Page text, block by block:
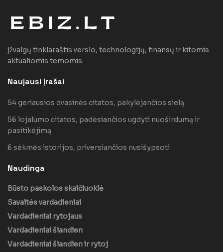
Įžvalgų tinklaraštis verslo, technologijų, finansų ir kitomis
aktualiomis temomis.
Naujausi įrašai
54 geriausios dvasinės citatos, pakylėjančios sielą
56 lojalumo citatos, padėsiančios ugdyti nuoširdumą ir
pasitikėjimą
6 sėkmės istorijos, priversiančios nusišypsoti
Naudinga
Būsto paskolos skaičiuoklė
Savaitės vardadieniai
Vardadieniai rytojaus
Vardadieniai šiandien
Vardadieniai šiandien ir rytoj